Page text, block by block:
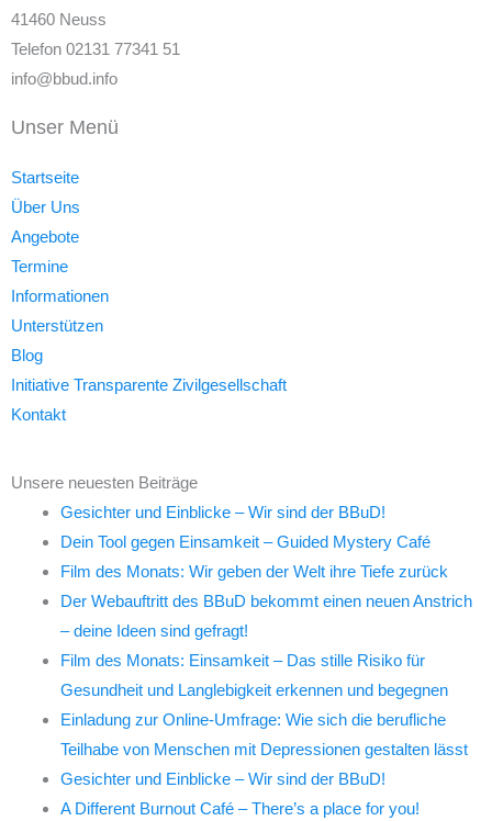
41460 Neuss
Telefon 02131 77341 51
info@bbud.info
Unser Menü
Startseite
Über Uns
Angebote
Termine
Informationen
Unterstützen
Blog
Initiative Transparente Zivilgesellschaft
Kontakt
Unsere neuesten Beiträge
Gesichter und Einblicke – Wir sind der BBuD!
Dein Tool gegen Einsamkeit – Guided Mystery Café
Film des Monats: Wir geben der Welt ihre Tiefe zurück
Der Webauftritt des BBuD bekommt einen neuen Anstrich
– deine Ideen sind gefragt!
Film des Monats: Einsamkeit – Das stille Risiko für
Gesundheit und Langlebigkeit erkennen und begegnen
Einladung zur Online-Umfrage: Wie sich die berufliche
Teilhabe von Menschen mit Depressionen gestalten lässt
Gesichter und Einblicke – Wir sind der BBuD!
A Different Burnout Café – There’s a place for you!